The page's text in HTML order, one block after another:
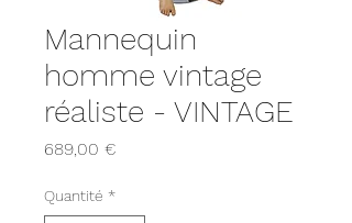
Mannequin
homme vintage
réaliste - VINTAGE
689,00 €
Quantité *